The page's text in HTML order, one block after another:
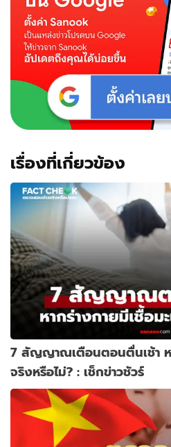
เรื่องที่เกี่ยวข้อง
7 สัญญาณเตือนตอนตื่นเช้า ห
จริงหรือไม่? : เช็กข่าวชัวร์